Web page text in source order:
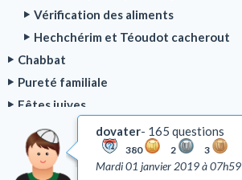
Vérification des aliments
Hechchérim et Téoudot cacherout
Chabbat
Pureté familiale
Fêtes juives
Bénédictions
Rituel de la prière
Deuil
dovater 165 questions
380 2 3
Mardi 01 janvier 2019 à 07h59